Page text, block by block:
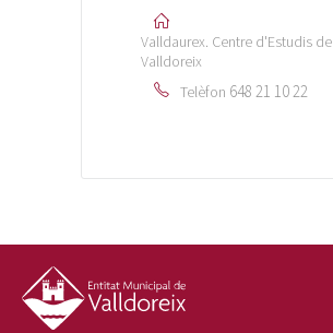
Valldaurex. Centre d'Estudis de
Valldoreix
Telèfon 648 21 10 22